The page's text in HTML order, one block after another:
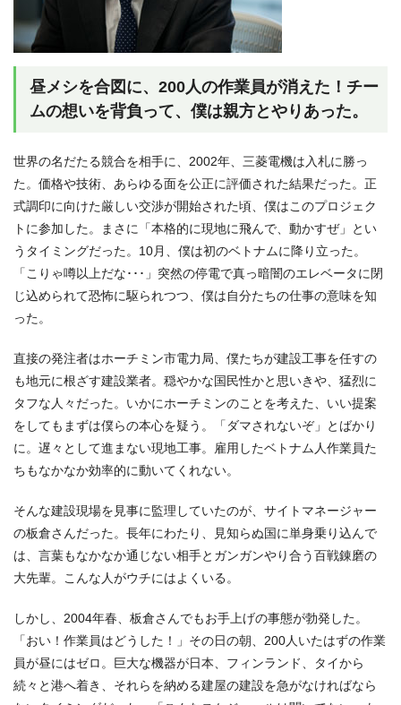
昼メシを合図に、200人の作業員が消えた！チー
ムの想いを背負って、僕は親方とやりあった。
世界の名だたる競合を相手に、2002年、三菱電機は入札に勝っ
た。価格や技術、あらゆる面を公正に評価された結果だった。正
式調印に向けた厳しい交渉が開始された頃、僕はこのプロジェク
トに参加した。まさに「本格的に現地に飛んで、動かすぜ」とい
うタイミングだった。10月、僕は初のベトナムに降り立った。
「こりゃ噂以上だな･･･」突然の停電で真っ暗闇のエレベータに閉
じ込められて恐怖に駆られつつ、僕は自分たちの仕事の意味を知
った。
直接の発注者はホーチミン市電力局、僕たちが建設工事を任すの
も地元に根ざす建設業者。穏やかな国民性かと思いきや、猛烈に
タフな人々だった。いかにホーチミンのことを考えた、いい提案
をしてもまずは僕らの本心を疑う。「ダマされないぞ」とばかり
に。遅々として進まない現地工事。雇用したベトナム人作業員た
ちもなかなか効率的に動いてくれない。
そんな建設現場を見事に監理していたのが、サイトマネージャー
の板倉さんだった。長年にわたり、見知らぬ国に単身乗り込んで
は、言葉もなかなか通じない相手とガンガンやり合う百戦錬磨の
大先輩。こんな人がウチにはよくいる。
しかし、2004年春、板倉さんでもお手上げの事態が勃発した。
「おい！作業員はどうした！」その日の朝、200人いたはずの作業
員が昼にはゼロ。巨大な機器が日本、フィンランド、タイから
続々と港へ着き、それらを納める建屋の建設を急がなければなら